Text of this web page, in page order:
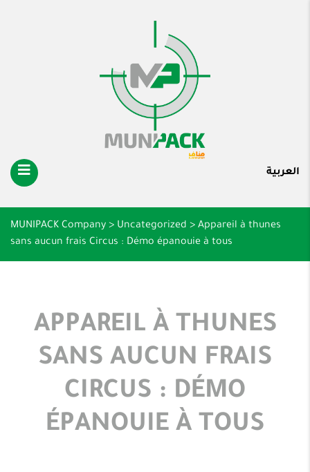
العربية
MUNIPACK Company > Uncategorized > Appareil à thunes
sans aucun frais Circus : Démo épanouie à tous
APPAREIL À THUNES
SANS AUCUN FRAIS
CIRCUS : DÉMO
ÉPANOUIE À TOUS